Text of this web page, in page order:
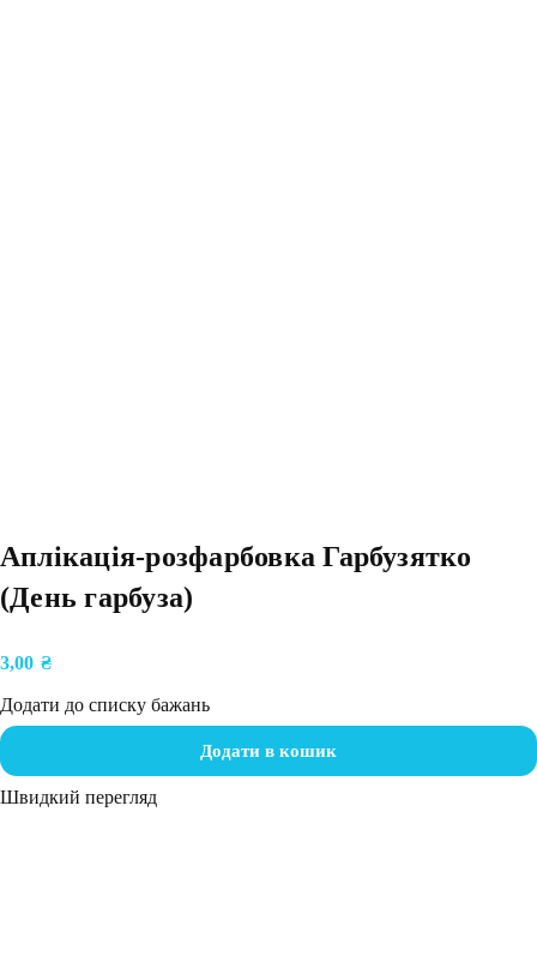
Аплікація-розфарбовка Гарбузятко
(День гарбуза)
3,00 ₴
Додати до списку бажань
Додати в кошик
Швидкий перегляд